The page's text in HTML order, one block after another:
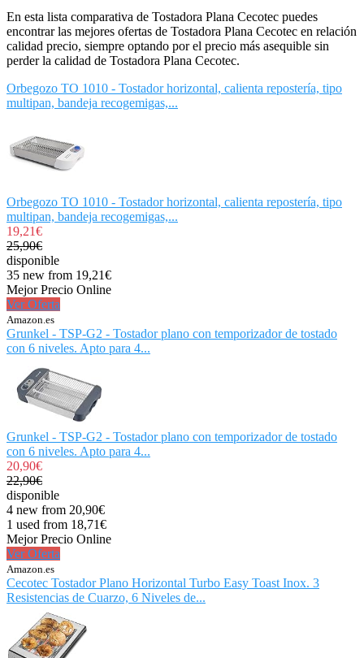
En esta lista comparativa de Tostadora Plana Cecotec puedes
encontrar las mejores ofertas de Tostadora Plana Cecotec en relación
calidad precio, siempre optando por el precio más asequible sin
perder la calidad de Tostadora Plana Cecotec.
Orbegozo TO 1010 - Tostador horizontal, calienta repostería, tipo
multipan, bandeja recogemigas,...
Orbegozo TO 1010 - Tostador horizontal, calienta repostería, tipo
multipan, bandeja recogemigas,...
19,21€
25,90€
disponible
35 new from 19,21€
Mejor Precio Online
Ver Oferta
Amazon.es
Grunkel - TSP-G2 - Tostador plano con temporizador de tostado
con 6 niveles. Apto para 4...
Grunkel - TSP-G2 - Tostador plano con temporizador de tostado
con 6 niveles. Apto para 4...
20,90€
22,90€
disponible
4 new from 20,90€
1 used from 18,71€
Mejor Precio Online
Ver Oferta
Amazon.es
Cecotec Tostador Plano Horizontal Turbo Easy Toast Inox. 3
Resistencias de Cuarzo, 6 Niveles de...